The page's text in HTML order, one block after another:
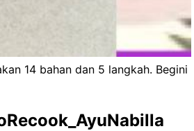
14 bahan dan 5 langkah. Begini